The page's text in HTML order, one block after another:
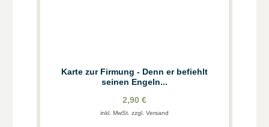
Karte zur Firmung - Denn er befiehlt
seinen Engeln...
2,90 €
inkl. MwSt. zzgl. Versand